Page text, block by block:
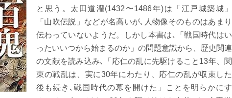
と思う。太田道灌(1432 〜1486年)は「江戸城築城」
「山吹伝説」などが名高いが､人物像そのものはあまり
伝わっていないようだ。しかし本書は､「戦国時代はい
ったいいつから始まるのか」の問題意識から、歴史関連
の文献を読み込み､「応仁の乱に先駆けること 13年、関
東の戦乱は、実に30年にわたり、応仁の乱が収束した
後も続き､戦国時代の幕を開けた」ことを明らかにす